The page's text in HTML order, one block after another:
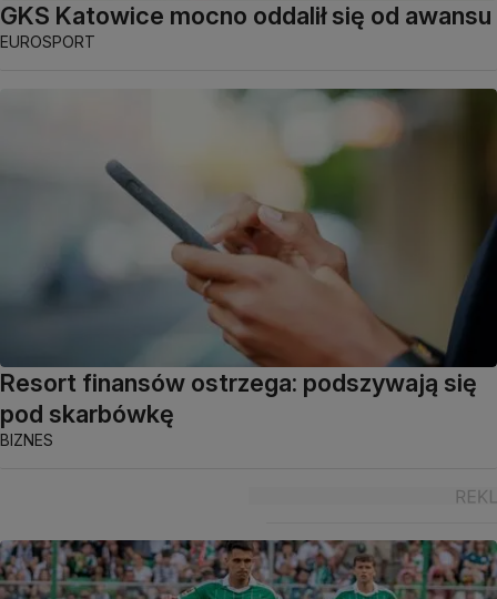
GKS Katowice mocno oddalił się od awansu
EUROSPORT
Resort finansów ostrzega: podszywają się
pod skarbówkę
BIZNES